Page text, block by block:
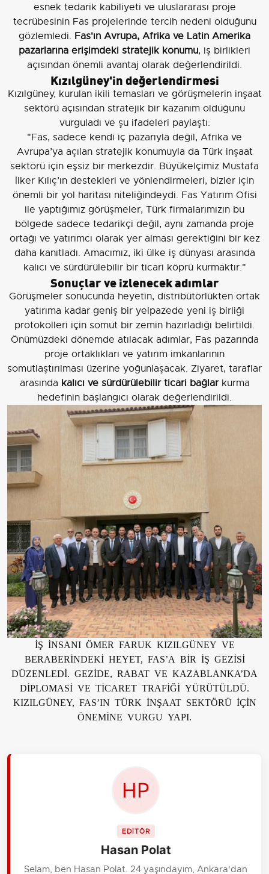
esnek tedarik kabiliyeti ve uluslararası proje
tecrübesinin Fas projelerinde tercih nedeni olduğunu
gözlemledi. Fas'ın Avrupa, Afrika ve Latin Amerika
pazarlarına erişimdeki stratejik konumu, iş birlikleri
açısından önemli avantaj olarak değerlendirildi.
Kızılgüney'in değerlendirmesi
Kızılgüney, kurulan ikili temasları ve görüşmelerin inşaat
sektörü açısından stratejik bir kazanım olduğunu
vurguladı ve şu ifadeleri paylaştı:
"Fas, sadece kendi iç pazarıyla değil, Afrika ve
Avrupa’ya açılan stratejik konumuyla da Türk inşaat
sektörü için eşsiz bir merkezdir. Büyükelçimiz Mustafa
İlker Kılıç’ın destekleri ve yönlendirmeleri, bizler için
önemli bir yol haritası niteliğindeydi. Fas Yatırım Ofisi
ile yaptığımız görüşmeler, Türk firmalarımızın bu
bölgede sadece tedarikçi değil, aynı zamanda proje
ortağı ve yatırımcı olarak yer alması gerektiğini bir kez
daha kanıtladı. Amacımız, iki ülke iş dünyası arasında
kalıcı ve sürdürülebilir bir ticari köprü kurmaktır."
Sonuçlar ve izlenecek adımlar
Görüşmeler sonucunda heyetin, distribütörlükten ortak
yatırıma kadar geniş bir yelpazede yeni iş birliği
protokolleri için somut bir zemin hazırladığı belirtildi.
Önümüzdeki dönemde atılacak adımlar, Fas pazarında
proje ortaklıkları ve yatırım imkanlarının
somutlaştırılması üzerine yoğunlaşacak. Ziyaret, taraflar
arasında kalıcı ve sürdürülebilir ticari bağlarkurma
hedefinin başlangıcı olarak değerlendirildi.
İŞ İNSANI ÖMER FARUK KIZILGÜNEY VE
BERABERİNDEKİ HEYET, FAS’A BİR İŞ GEZİSİ
DÜZENLEDİ. GEZİDE, RABAT VE KAZABLANKA’DA
DİPLOMASİ VE TİCARET TRAFİĞİ YÜRÜTÜLDÜ.
KIZILGÜNEY, FAS’IN TÜRK İNŞAAT SEKTÖRÜ İÇİN
ÖNEMİNE VURGU YAPI.
EDİTÖR
Hasan Polat
Selam, ben Hasan Polat. 24 yaşındayım, Ankara'dan